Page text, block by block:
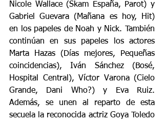
Nicole Wallace (Skam España, Parot) y
Gabriel Guevara (Mañana es hoy, Hit)
en los papeles de Noah y Nick. También
continúan en sus papeles los actores
Marta Hazas (Días mejores, Pequeñas
coincidencias), Iván Sánchez (Bosé,
Hospital Central), Víctor Varona (Cielo
Grande, Dani Who?) y Eva Ruiz.
Además, se unen al reparto de esta
secuela la reconocida actriz Goya Toledo